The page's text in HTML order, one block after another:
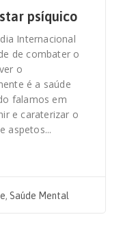
psíquico
Internacional
de combater o
o
é a saúde
falamos em
e caraterizar o
aspetos...
, Saúde Mental